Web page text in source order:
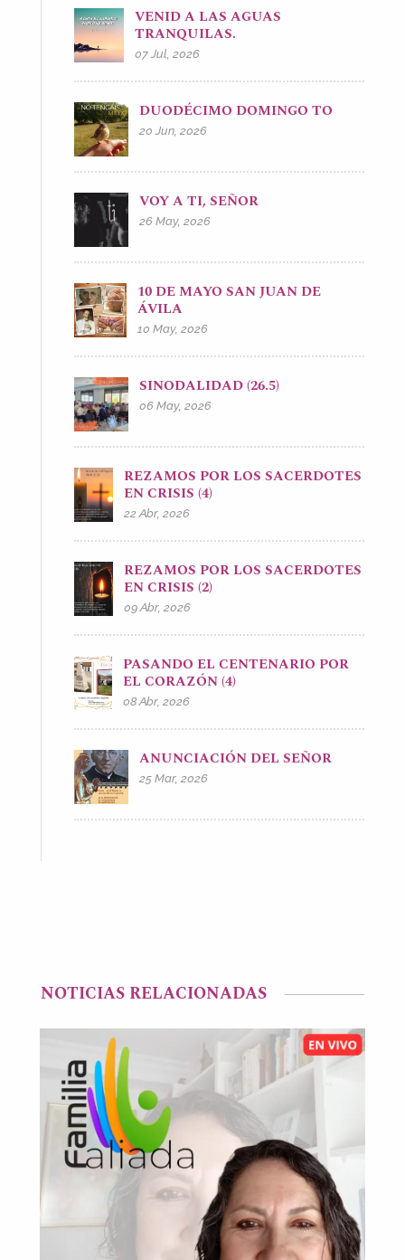
VENID A LAS AGUAS
TRANQUILAS.
07 Jul, 2026
DUODÉCIMO DOMINGO TO
20 Jun, 2026
VOY A TI, SEÑOR
26 May, 2026
10 DE MAYO SAN JUAN DE
ÁVILA
10 May, 2026
SINODALIDAD (26.5)
06 May, 2026
REZAMOS POR LOS SACERDOTES
EN CRISIS (4)
22 Abr, 2026
REZAMOS POR LOS SACERDOTES
EN CRISIS (2)
09 Abr, 2026
PASANDO EL CENTENARIO POR
EL CORAZÓN (4)
08 Abr, 2026
ANUNCIACIÓN DEL SEÑOR
25 Mar, 2026
NOTICIAS RELACIONADAS